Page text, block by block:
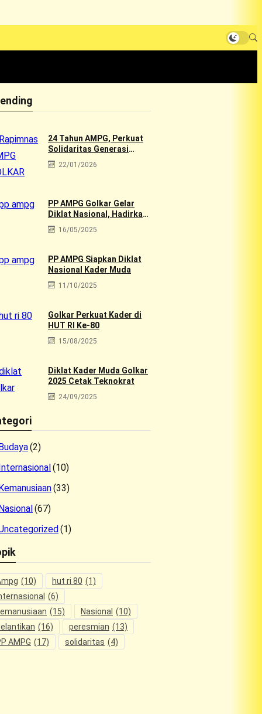
24 Tahun AMPG, Perkuat
Solidaritas Generasi
Muda Golkar Lewat
Rapimnas 2026 & Aksi
22/01/2026
PP AMPG Golkar Gelar
Diklat Nasional, Hadirkan
Tokoh Muda Golkar
16/05/2025
PP AMPG Siapkan Diklat
Nasional Kader Muda
11/10/2025
Golkar Perkuat Kader di
HUT RI Ke-80
15/08/2025
Diklat Kader Muda Golkar
2025 Cetak Teknokrat
24/09/2025
Budaya(2)
Internasional (10)
Kemanusiaan(33)
Nasional (67)
(1)
(10) hut ri 80 (1)
(6)
(15) Nasional (10)
(16) peresmian (13)
AMPG (17) solidaritas (4)